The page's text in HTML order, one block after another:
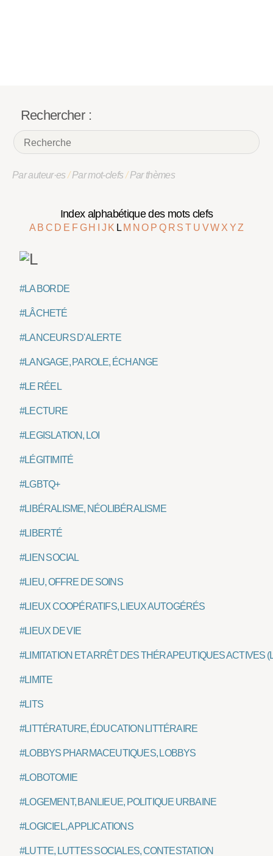
Rechercher :
Par auteur·es/Par mot-clefs/Par thèmes
Index alphabétique des mots clefs
A B C D E F G H J K L M NO P Q R ST U VW X YZ
#LA BORDE
#LÂCHETÉ
#LANCEURS D'ALERTE
#LANGAGE, PAROLE, ÉCHANGE
#LE RÉEL
#LECTURE
#LEGISLATION, LOI
#LÉGITIMITÉ
#LGBTQ+
#LIBÉRALISME, NÉOLIBÉRALISME
#LIBERTÉ
#LIEN SOCIAL
#LIEU, OFFRE DE SOINS
#LIEUX COOPÉRATIFS, LIEUX AUTOGÉRÉS
#LIEUX DE VIE
#LIMITATION ET ARRÊT DES THÉRAPEUTIQUES ACTIVES
#LIMITE
#LITS
#LITTÉRATURE, ÉDUCATION LITTÉRAIRE
#LOBBYS PHARMACEUTIQUES, LOBBYS
#LOBOTOMIE
#LOGEMENT, BANLIEUE, POLITIQUE URBAINE
#LOGICIEL, APPLICATIONS
#LUTTE, LUTTES SOCIALES, CONTESTATION